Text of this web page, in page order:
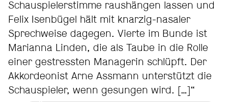
Schauspielerstimme raushängen lassen und
Felix Isenbügel hält mit knarzig-nasaler
Sprechweise dagegen. Vierte im Bunde ist
Marianna Linden, die als Taube in die Rolle
einer gestressten Managerin schlüpft. Der
Akkordeonist Arne Assmann unterstützt die
Schauspieler, wenn gesungen wird. […]“